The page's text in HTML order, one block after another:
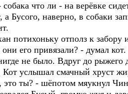
что ли - на верёвке
а Бусого, наверно, в собаки
отполз к забору и
его привязали? - думал кот.
не было. Вдруг до рыжего
услышал смачный хруст
ты? - шёпотом мяукнул